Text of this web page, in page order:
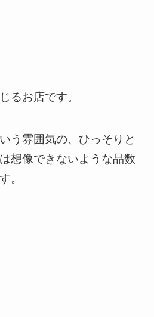
るお店です。
う雰囲気の、ひっそりと
想像できないような品数
。